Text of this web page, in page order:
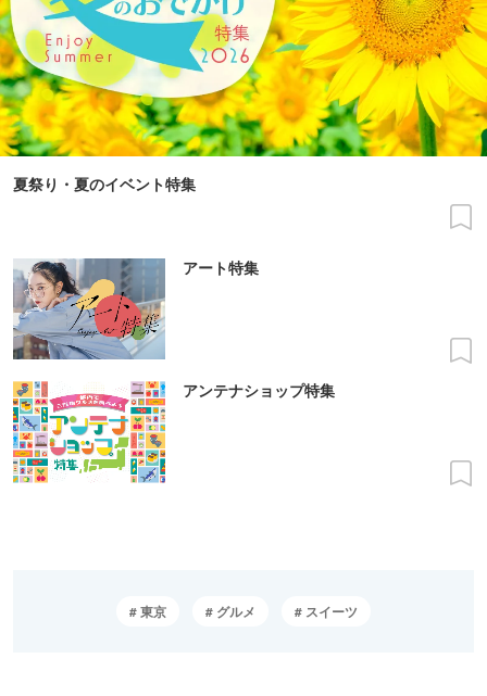
夏祭り・夏のイベント特集
アート特集
アンテナショップ特集
東京 グルメ スイーツ